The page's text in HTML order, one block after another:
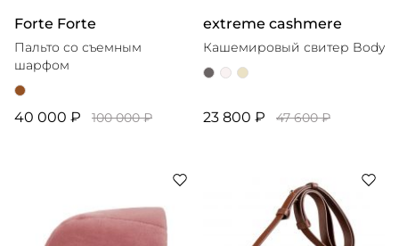
Forte Forte
Пальто со съемным
шарфом
40 000 ₽ 100 000 ₽
extreme cashmere
Кашемировый свитер Body
23 800 ₽ 47 600 ₽